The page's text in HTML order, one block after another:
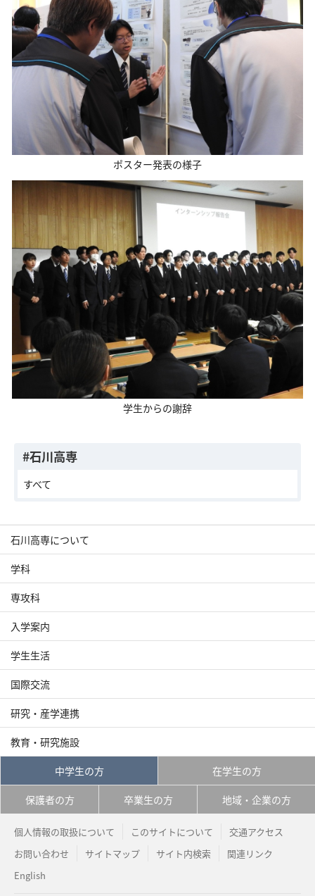
ポスター発表の様子
学生からの謝辞
#石川高専
すべて
石川高専について
学科
専攻科
入学案内
学生生活
国際交流
研究・産学連携
教育・研究施設
中学生の方 在学生の方
保護者の方 卒業生の方 地域・企業の方
個人情報の取扱について このサイトについて
交通アクセス
お問い合わせ
サイトマップ サイト内検索
関連リンク
English